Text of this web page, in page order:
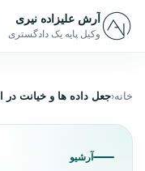
پرش به محتوا
آرش علیزاده نیری
وکیل پایه یک دادگستری
خانه جعل داده ها و خیانت در
آرشیو